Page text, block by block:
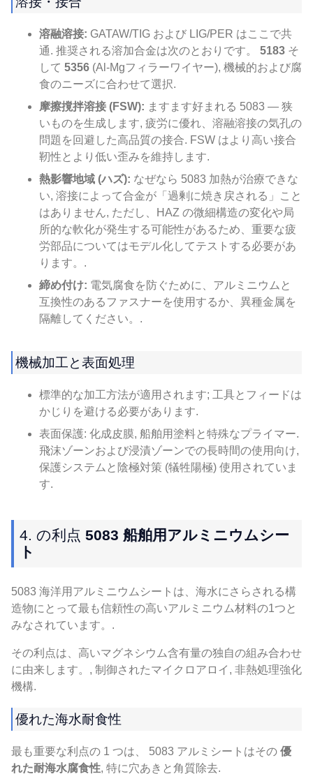
溶融溶接: GATAW/TIG および LIG/PER はここで共
通. 推奨される溶加合金は次のとおりです。 5183 そ
して 5356 (Al-Mgフィラーワイヤー), 機械的および腐
食のニーズに合わせて選択.
摩擦撹拌溶接 (FSW): ますます好まれる 5083 — 狭
いものを生成します, 疲労に優れ、溶融溶接の気孔の
問題を回避した高品質の接合. FSW はより高い接合
靭性とより低い歪みを維持します.
熱影響地域 (ハズ): なぜなら 5083 加熱が治療できな
い, 溶接によって合金が「過剰に焼き戻される」こと
はありません, ただし、HAZ の微細構造の変化や局
所的な軟化が発生する可能性があるため、重要な疲
労部品についてはモデル化してテストする必要があ
ります。.
締め付け: 電気腐食を防ぐために、アルミニウムと
互換性のあるファスナーを使用するか、異種金属を
隔離してください。.
機械加工と表面処理
標準的な加工方法が適用されます; 工具とフィードは
かじりを避ける必要があります.
表面保護: 化成皮膜, 船舶用塗料と特殊なプライマー.
飛沫ゾーンおよび浸漬ゾーンでの長時間の使用向け,
保護システムと陰極対策 (犠牲陽極) 使用されていま
す.
4. の利点 5083 船舶用アルミニウムシー
ト
5083 海洋用アルミニウムシートは、海水にさらされる構
造物にとって最も信頼性の高いアルミニウム材料の1つと
みなされています。.
その利点は、高いマグネシウム含有量の独自の組み合わせ
に由来します。, 制御されたマイクロアロイ, 非熱処理強化
機構.
優れた海水耐食性
最も重要な利点の 1 つは、 5083 アルミシートはその 優
れた耐海水腐食性, 特に穴あきと角質除去.